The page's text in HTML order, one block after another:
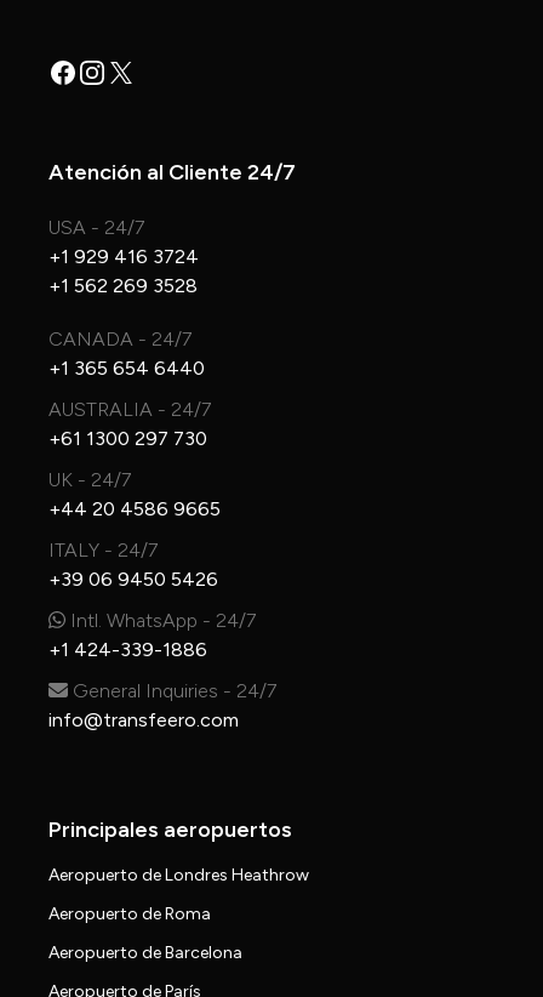
Facebook
Instagram
X
Atención al Cliente 24/7
USA - 24/7
+1 929 416 3724
+1 562 269 3528
CANADA - 24/7
+1 365 654 6440
AUSTRALIA - 24/7
+61 1300 297 730
UK - 24/7
+44 20 4586 9665
ITALY - 24/7
+39 06 9450 5426
Intl. WhatsApp - 24/7
+1 424-339-1886
General Inquiries - 24/7
info@transfeero.com
Principales aeropuertos
Aeropuerto de Londres Heathrow
Aeropuerto de Roma
Aeropuerto de Barcelona
Aeropuerto de París